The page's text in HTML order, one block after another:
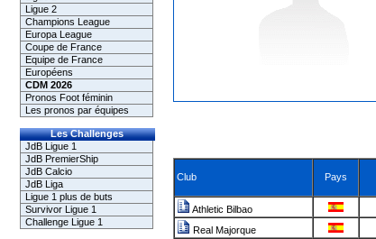
Ligue 2
Champions League
Europa League
Coupe de France
Equipe de France
Européens
CDM 2026
Pronos Foot féminin
Les pronos par équipes
Les Challenges
JdB Ligue 1
JdB PremierShip
JdB Calcio
JdB Liga
Ligue 1 plus de buts
Survivor Ligue 1
Challenge Ligue 1
Club Pays
Athletic Bilbao
Real Majorque